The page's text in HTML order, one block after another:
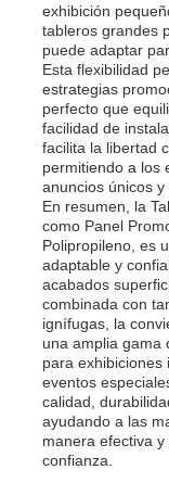
Junta de
Lámina de PP
Consejo de APP
Hoja de
Los PP
Lámina de
exhibición
tableros grandes
puede adaptar
Esta flexibilidad
estrategias
perfecto que
facilidad de
facilita la libertad
permitiendo a los
anuncios únicos y
En resumen, la
como Panel
Polipropileno, es
adaptable y
acabados
combinada con
ignífugas, la
una amplia gama
para exhibiciones
eventos
calidad,
ayudando a las
manera efectiva
confianza.